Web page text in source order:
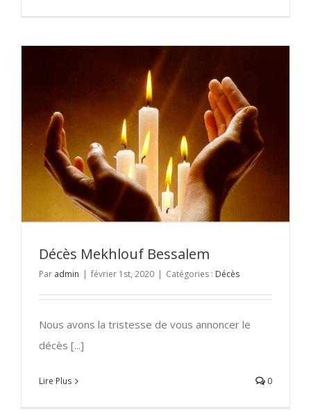
Décès Mekhlouf Bessalem
Par admin | février 1st, 2020 | Catégories : Décès
Nous avons la tristesse de vous annoncer le
décès [...]
Lire Plus 0